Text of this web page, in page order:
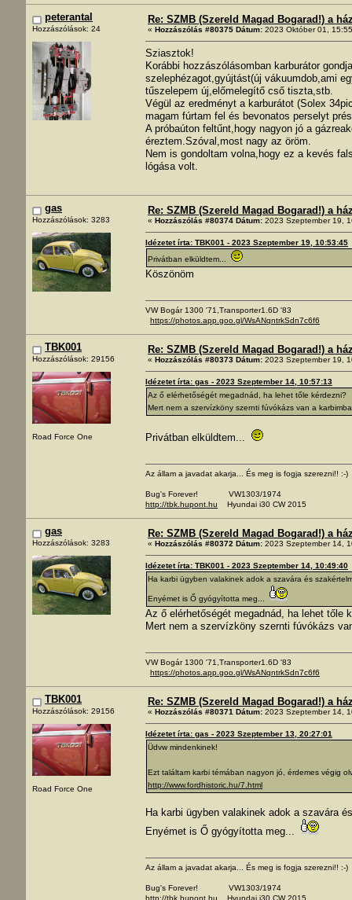
peterantal
Hozzászólások: 24
Re: SZMB (Szereld Magad Bogarad!) a
« Hozzászólás #80375 Dátum: 2023 Október 01,
Sziasztok!
Korábbi hozzászólásomban karburátor
szelephézagot,gyújtást(új vákuumdob,ami
tűszelepem új,előmelegítő cső tiszta,stb.
Végül az eredményt a karburátot (Solex
magam fúrtam fel és bevonatos perselyt
A próbaúton feltűnt,hogy nagyon jó a
éreztem.Szóval,most nagy az öröm.
Nem is gondoltam volna,hogy ez a kevés
lógása volt.
gas
Hozzászólások: 3283
Re: SZMB (Szereld Magad Bogarad!) a
« Hozzászólás #80374 Dátum: 2023 Szeptember 19,
Idézetet írta: TBK001 - 2023 Szeptember 19, 10:53:45
Privátban elküldtem...
Köszönöm
VW Bogár 1300 '71,Transporter1.6D '83
https://photos.app.goo.gl/WsANqntrkSdn7c6f6
TBK001
Hozzászólások: 29156
Road Force One
Re: SZMB (Szereld Magad Bogarad!) a
« Hozzászólás #80373 Dátum: 2023 Szeptember 19,
Idézetet írta: gas - 2023 Szeptember 14, 10:57:13
Az ő elérhetőségét megadnád, ha lehet tőle kérdezni?
Mert nem a szervízköny szernti fúvókázs van a
Privátban elküldtem...
Az állam a javadat akarja... És meg is fogja szerezni!! :-)
Bug's Forever! VW1303/1974
http://tbk.hupont.hu Hyundai i30 CW 2015
gas
Hozzászólások: 3283
Re: SZMB (Szereld Magad Bogarad!) a
« Hozzászólás #80372 Dátum: 2023 Szeptember 14,
Idézetet írta: TBK001 - 2023 Szeptember 14, 10:49:40
Ha karbi ügyben valakinek adok a szavára és
Enyémet is Ő gyógyította meg...
Az ő elérhetőségét megadnád, ha lehet tőle
Mert nem a szervízköny szernti fúvókázs
VW Bogár 1300 '71,Transporter1.6D '83
https://photos.app.goo.gl/WsANqntrkSdn7c6f6
TBK001
Hozzászólások: 29156
Road Force One
Re: SZMB (Szereld Magad Bogarad!) a
« Hozzászólás #80371 Dátum: 2023 Szeptember 14,
Idézetet írta: gas - 2023 Szeptember 13, 20:27:01
Üdvw mindenkinek!
Ezt találtam karbi témában nagyon jó, érdemes végig
http://www.fordhistoric.hu/7.html
Ha karbi ügyben valakinek adok a szavára
Enyémet is Ő gyógyította meg...
Az állam a javadat akarja... És meg is fogja szerezni!! :-)
Bug's Forever! VW1303/1974
http://tbk.hupont.hu Hyundai i30 CW 2015